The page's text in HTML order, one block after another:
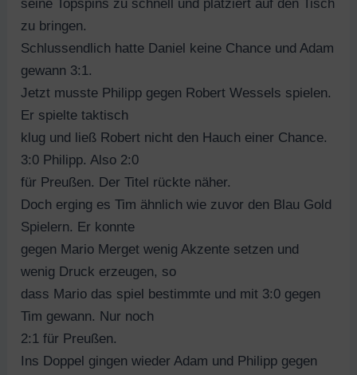
seine Topspins zu schnell und platziert auf den Tisch
zu bringen.
Schlussendlich hatte Daniel keine Chance und Adam
gewann 3:1.
Jetzt musste Philipp gegen Robert Wessels spielen.
Er spielte taktisch
klug und ließ Robert nicht den Hauch einer Chance.
3:0 Philipp. Also 2:0
für Preußen. Der Titel rückte näher.
Doch erging es Tim ähnlich wie zuvor den Blau Gold
Spielern. Er konnte
gegen Mario Merget wenig Akzente setzen und
wenig Druck erzeugen, so
dass Mario das spiel bestimmte und mit 3:0 gegen
Tim gewann. Nur noch
2:1 für Preußen.
Ins Doppel gingen wieder Adam und Philipp gegen